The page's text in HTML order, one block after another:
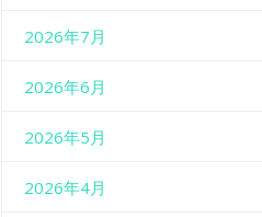
2026年7月
2026年6月
2026年5月
2026年4月